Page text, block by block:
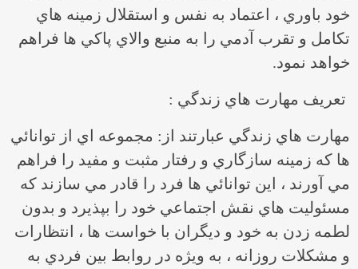
خود باوري ، اعتماد به نفس و استقلال زمينه هاي
تكامل و تقرب آدمي را به منبع والاي پاكي ها فراهم
خواهد نمود.
تعريف مهارت هاي زندگي :
مهارت هاي زندگي عبارتند از: مجموعه اي از توانائي
ها كه زمينه سازگاري و رفتار مثبت و مفيد را فراهم
مي آورند ، اين توانائي ها فرد را قادر مي سازند كه
مسئوليت هاي نقش اجتماعي خود را بپذيرد و بدون
لطمه زدن به خود و ديگران با خواست ها ، انتظارات
و مشكلات روزانه ، به ويژه در روابط بين فردي به